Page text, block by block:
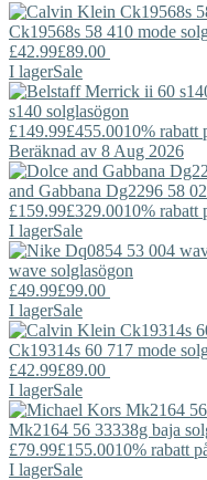
Ck19568s 58 410 mode
£42.99£89.00
I lagerSale
s140 solglasögon
£149.99£455.0010% rabatt
Beräknad av 8 Aug 2026
and Gabbana Dg2296 58
£159.99£329.0010% rabatt
I lagerSale
wave solglasögon
£49.99£99.00
I lagerSale
Ck19314s 60 717 mode
£42.99£89.00
I lagerSale
Mk2164 56 33338g baja
£79.99£155.0010% rabatt
I lagerSale